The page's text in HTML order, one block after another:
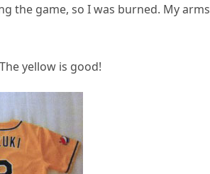
the game, so I was burned. My arms
yellow is good!